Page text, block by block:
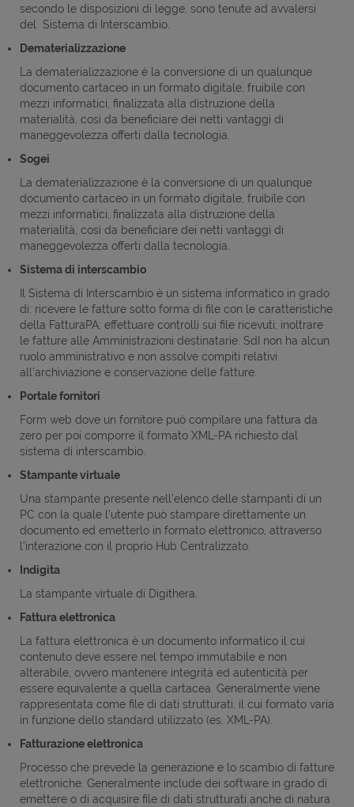
secondo le disposizioni di legge, sono tenute ad avvalersi
del Sistema di Interscambio.
Dematerializzazione
La dematerializzazione è la conversione di un qualunque
documento cartaceo in un formato digitale, fruibile con
mezzi informatici, finalizzata alla distruzione della
materialità, così da beneficiare dei netti vantaggi di
maneggevolezza offerti dalla tecnologia.
Sogei
La dematerializzazione è la conversione di un qualunque
documento cartaceo in un formato digitale, fruibile con
mezzi informatici, finalizzata alla distruzione della
materialità, così da beneficiare dei netti vantaggi di
maneggevolezza offerti dalla tecnologia.
Sistema di interscambio
Il Sistema di Interscambio è un sistema informatico in grado
di: ricevere le fatture sotto forma di file con le caratteristiche
della FatturaPA; effettuare controlli sui file ricevuti; inoltrare
le fatture alle Amministrazioni destinatarie. SdI non ha alcun
ruolo amministrativo e non assolve compiti relativi
all’archiviazione e conservazione delle fatture.
Portale fornitori
Form web dove un fornitore può compilare una fattura da
zero per poi comporre il formato XML-PA richiesto dal
sistema di interscambio.
Stampante virtuale
Una stampante presente nell’elenco delle stampanti di un
PC con la quale l’utente può stampare direttamente un
documento ed emetterlo in formato elettronico, attraverso
l'interazione con il proprio Hub Centralizzato.
Indigita
La stampante virtuale di Digithera.
Fattura elettronica
La fattura elettronica è un documento informatico il cui
contenuto deve essere nel tempo immutabile e non
alterabile, ovvero mantenere integrità ed autenticità per
essere equivalente a quella cartacea. Generalmente viene
rappresentata come file di dati strutturati, il cui formato varia
in funzione dello standard utilizzato (es. XML-PA).
Fatturazione elettronica
Processo che prevede la generazione e lo scambio di fatture
elettroniche. Generalmente include dei software in grado di
emettere o di acquisire file di dati strutturati anche di natura